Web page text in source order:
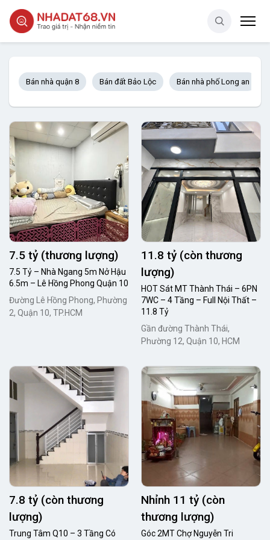
Bán nhà quận 8 Bán đất Bảo Lộc Bán nhà phố Long an
7.5 tỷ (thương lượng)
7.5 Tỷ – Nhà Ngang 5m Nở Hậu
6.5m – Lê Hồng Phong Quận 10
Đường Lê Hồng Phong, Phường
2, Quận 10, TP.HCM
11.8 tỷ (còn thương
lượng)
HOT Sát MT Thành Thái – 6PN
7WC – 4 Tầng – Full Nội Thất –
11.8 Tỷ
Gần đường Thành Thái,
Phường 12, Quận 10, HCM
7.8 tỷ (còn thương
lượng)
Trung Tâm Q10 – 3 Tầng Có
Nhỉnh 11 tỷ (còn
thương lượng)
Góc 2MT Chợ Nguyễn Tri